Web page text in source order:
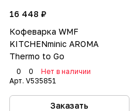
16 448 ₽
Кофеварка WMF
KITCHENminic AROMA
Thermo to Go
0 0
Нет в наличии
Арт. V535851
Заказать